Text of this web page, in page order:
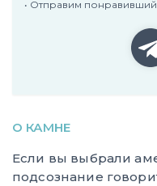
• Отправим
О КАМНЕ
Если вы выбрали
подсознание